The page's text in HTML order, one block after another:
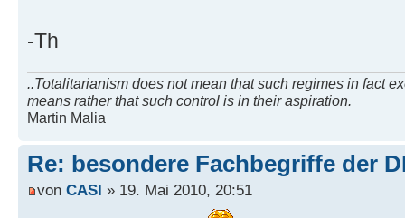
-Th
..Totalitarianism does not mean that such regimes in fact
means rather that such control is in their aspiration.
Martin Malia
Re: besondere Fachbegriffe der
von CASI » 19. Mai 2010, 20:51